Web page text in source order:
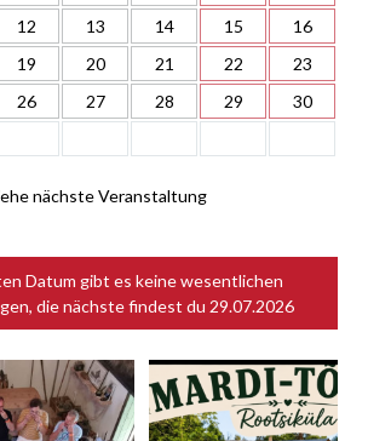
12 13 14 15
16
19 20 21 22
23
26 27 28 29
30
nächste Veranstaltung
Datum gibt es keine wesentlichen
die nächste findest du 29.07.2026